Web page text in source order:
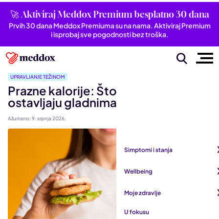
🚀 Aktiviraj Meddox Premium besplatno 30 dana
Prvih 30 dana Meddox Premiuma su na nama. Aktiviraj Premium
i isprobaj sve pogodnosti bez troška.
Simptomi i stanja
Bubrezi i mokraćni sustav
Dišni sustav
Wellbeing
Moje zdravlje
Pogledaj sve iz kategorije
U fokusu
UPRAVLJANJE TEŽINOM
Prazne kalorije: Što su i zašto nas
ostavljaju gladnima?
Ažurirano: 9. srpnja 2026.